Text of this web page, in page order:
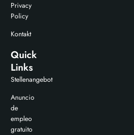
Privacy
Policy
Kontakt
Quick
Links
Stellenangebot
Anuncio
de
empleo
gratuito